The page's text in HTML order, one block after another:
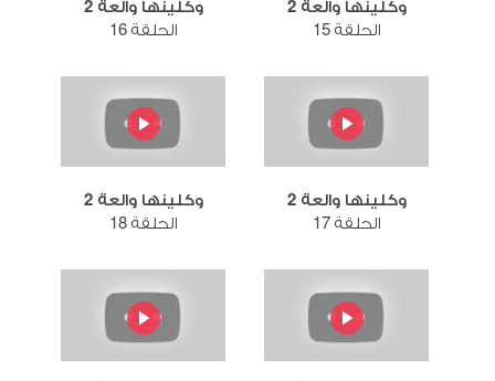
وكلينها والعة 2
الحلقة 15
وكلينها والعة 2
الحلقة 16
وكلينها والعة 2
الحلقة 17
وكلينها والعة 2
الحلقة 18